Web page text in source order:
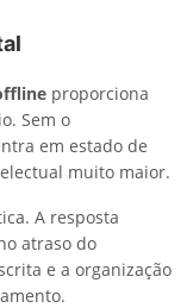
proporciona
Sem o
em estado de
muito maior.
A resposta
atraso do
e a organização